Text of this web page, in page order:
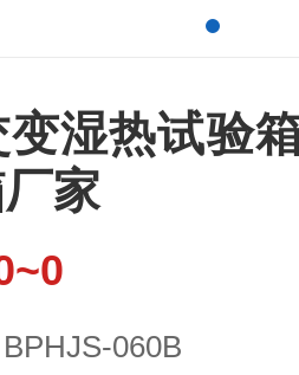
湿热试验
家
BPHJS-060B